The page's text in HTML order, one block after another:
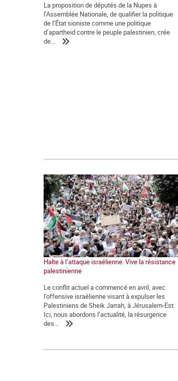
La proposition de députés de la Nupes à
l’Assemblée Nationale, de qualifier la politique
de l’État sioniste comme une politique
d’apartheid contre le peuple palestinien, crée
de...
Halte à l’attaque israélienne. Vive la résistance
palestinienne
Le conflit actuel a commencé en avril, avec
l’offensive israélienne visant à expulser les
Palestiniens de Sheik Jarrah, à Jérusalem-Est.
Ici, nous abordons l’actualité, la résurgence
des...